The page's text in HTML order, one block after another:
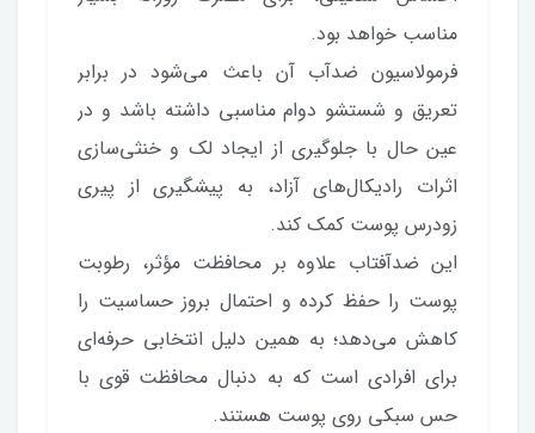
مناسب خواهد بود.
فرمولاسیون ضدآب آن باعث می‌شود در برابر
تعریق و شستشو دوام مناسبی داشته باشد و در
عین حال با جلوگیری از ایجاد لک و خنثی‌سازی
اثرات رادیکال‌های آزاد، به پیشگیری از پیری
زودرس پوست کمک کند.
این ضدآفتاب علاوه بر محافظت مؤثر، رطوبت
پوست را حفظ کرده و احتمال بروز حساسیت را
کاهش می‌دهد؛ به همین دلیل انتخابی حرفه‌ای
برای افرادی است که به دنبال محافظت قوی با
حس سبکی روی پوست هستند.